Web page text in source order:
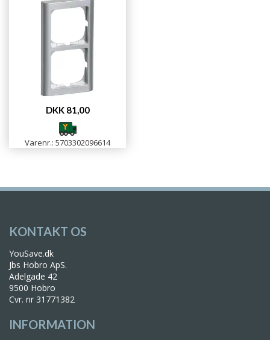
DKK 81,00
Varenr.: 5703302096614
KONTAKT OS
YouSave.dk
Jbs Hobro ApS.
Adelgade 42
9500 Hobro
Cvr. nr 31771382
INFORMATION